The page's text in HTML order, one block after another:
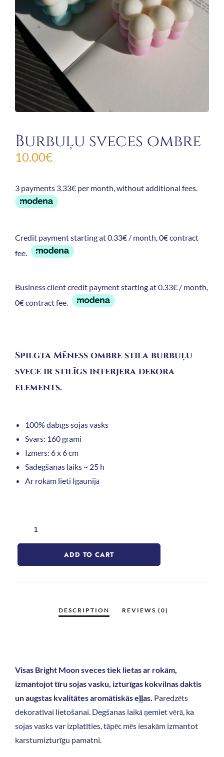
Burbuļu sveces ombre
10.00€
3 payments 3.33€ per month, without additional fees.
Credit payment starting at 0.33€ / month, 0€ contract
fee.
Business client credit payment starting at 0.33€ / month,
0€ contract fee.
Spilgta Mēness ombre stila burbuļu
svece ir stilīgs interjera dekora
elements.
100% dabīgs sojas vasks
Svars: 160 grami
Izmērs: 6 x 6 cm
Sadegšanas laiks ~ 25 h
Ar rokām lieti Igaunijā
ADD TO CART
Visas Bright Moon sveces tiek lietas ar rokām,
izmantojot tīru sojas vasku, izturīgas kokvilnas daktis
un augstas kvalitātes aromātiskās eļļas. Paredzēts
dekoratīvai lietošanai. Degšanas laikā ņemiet vērā, ka
sojas vasks var izplatīties, tāpēc mēs iesakām izmantot
karstumizturīgu pamatni.